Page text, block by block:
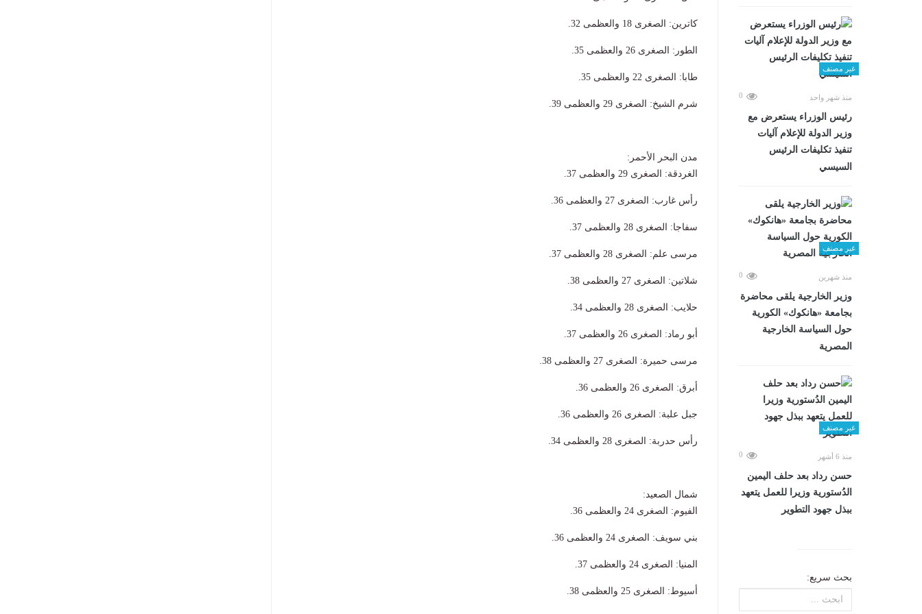
غير مصنف
منذ شهر واحد 0
رئيس الوزراء يستعرض مع
وزير الدولة للإعلام آليات
تنفيذ تكليفات الرئيس
السيسي
غير مصنف
منذ شهرين 0
وزير الخارجية يلقى محاضرة
بجامعة «هانكوك» الكورية
حول السياسة الخارجية
المصرية
غير مصنف
منذ 6 أشهر 0
حسن رداد بعد حلف اليمين
الدُستورية وزيرا للعمل يتعهد
ببذل جهود التطوير
بحث سريع:
​كاترين: الصغرى 18 والعظمى 32.
​الطور: الصغرى 26 والعظمى 35.
​طابا: الصغرى 22 والعظمى 35.
​شرم الشيخ: الصغرى 29 والعظمى 39.
​مدن البحر الأحمر:
​الغردقة: الصغرى 29 والعظمى 37.
​رأس غارب: الصغرى 27 والعظمى 36.
​سفاجا: الصغرى 28 والعظمى 37.
​مرسى علم: الصغرى 28 والعظمى 37.
​شلاتين: الصغرى 27 والعظمى 38.
​حلايب: الصغرى 28 والعظمى 34.
​أبو رماد: الصغرى 26 والعظمى 37.
​مرسى حميرة: الصغرى 27 والعظمى 38.
​أبرق: الصغرى 26 والعظمى 36.
​جبل علبة: الصغرى 26 والعظمى 36.
​رأس حدربة: الصغرى 28 والعظمى 34.
​شمال الصعيد:
​الفيوم: الصغرى 24 والعظمى 36.
​بني سويف: الصغرى 24 والعظمى 36.
​المنيا: الصغرى 24 والعظمى 37.
​أسيوط: الصغرى 25 والعظمى 38.